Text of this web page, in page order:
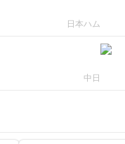
日本ハム
中日